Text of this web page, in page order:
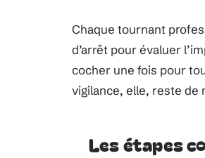
Chaque tournant
d’arrêt pour évaluer
cocher une fois pour
vigilance, elle, reste de
Les étapes